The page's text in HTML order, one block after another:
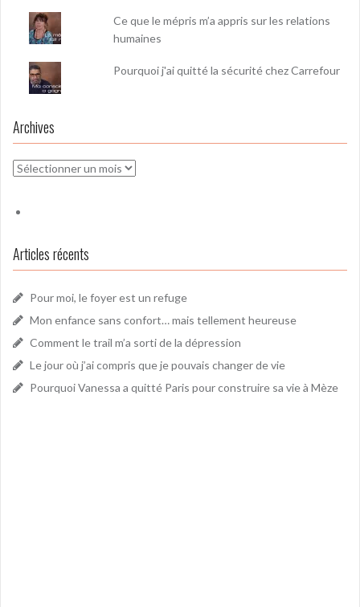
Ce que le mépris m’a appris sur les relations
humaines
Pourquoi j'ai quitté la sécurité chez Carrefour
Archives
Archives
Articles récents
Pour moi, le foyer est un refuge
Mon enfance sans confort… mais tellement heureuse
Comment le trail m’a sorti de la dépression
Le jour où j’ai compris que je pouvais changer de vie
Pourquoi Vanessa a quitté Paris pour construire sa vie à Mèze